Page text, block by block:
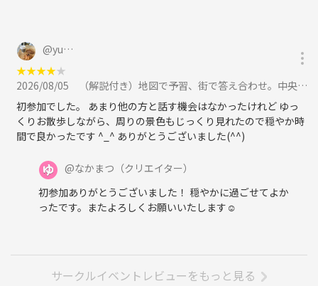
@yu…
★★★★★
2026/08/05
（解説付き）地図で予習、街で答え合わせ。中央区の昔と今をつなぐ歴史散歩に参加
初参加でした。 あまり他の方と話す機会はなかったけれど ゆっ
くりお散歩しながら、周りの景色もじっくり見れたので穏やか時
間で良かったです ^_^ ありがとうございました(^^)
@なかまつ （クリエイター）
初参加ありがとうございました！ 穏やかに過ごせてよか
ったです。またよろしくお願いいたします☺
サークルイベントレビューをもっと見る